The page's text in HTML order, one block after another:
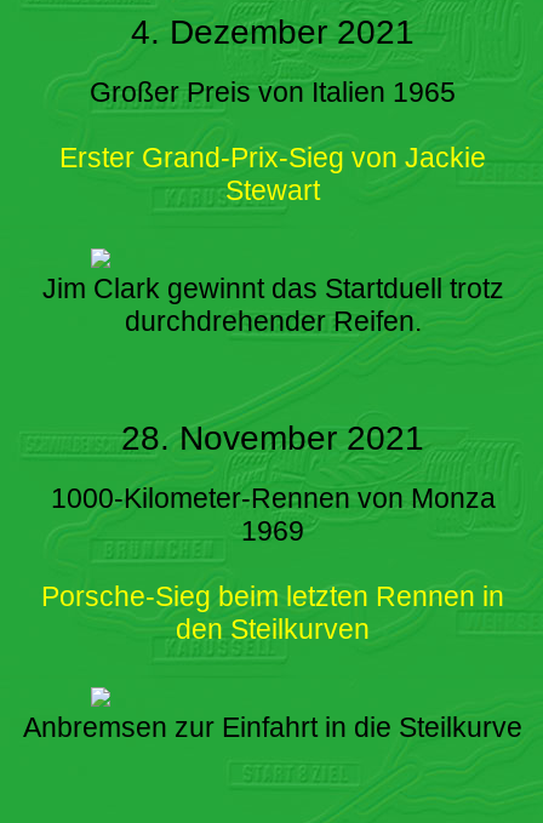
4. Dezember 2021
Großer Preis von Italien 1965
Erster Grand-Prix-Sieg von Jackie
Stewart
Jim Clark gewinnt das Startduell trotz
durchdrehender Reifen.
28. November 2021
1000-Kilometer-Rennen von Monza
1969
Porsche-Sieg beim letzten Rennen in
den Steilkurven
Anbremsen zur Einfahrt in die Steilkurve